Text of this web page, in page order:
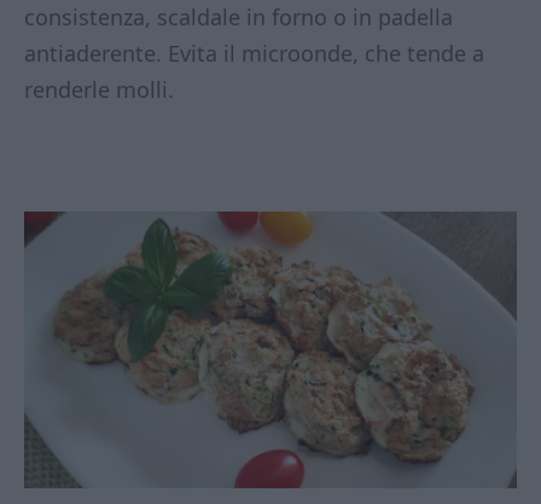
consistenza, scaldale in forno o in padella
antiaderente. Evita il microonde, che tende a
renderle molli.